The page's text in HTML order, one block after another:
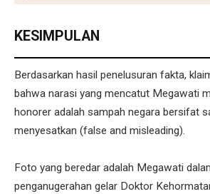
KESIMPULAN
Berdasarkan hasil penelusuran fakta,
bahwa narasi yang mencatut Megawati
honorer adalah sampah negara bersifat
menyesatkan (false and misleading).
Foto yang beredar adalah Megawati
penganugerahan gelar Doktor